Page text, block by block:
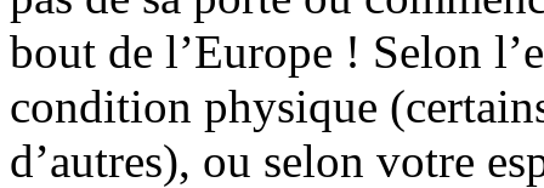
bout de l’Europe ! Selon
condition physique
d’autres), ou selon votre